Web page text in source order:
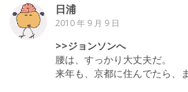
日浦
2010 年 9 月 9 日
>>ジョンソンへ
腰は、すっかり大丈夫だ。
来年も、京都に住んでたら、